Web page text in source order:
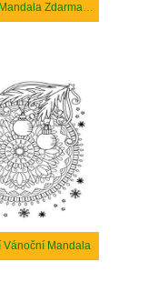
Vánoční Mandala Zdarma Nápad
Vánoční Mandala